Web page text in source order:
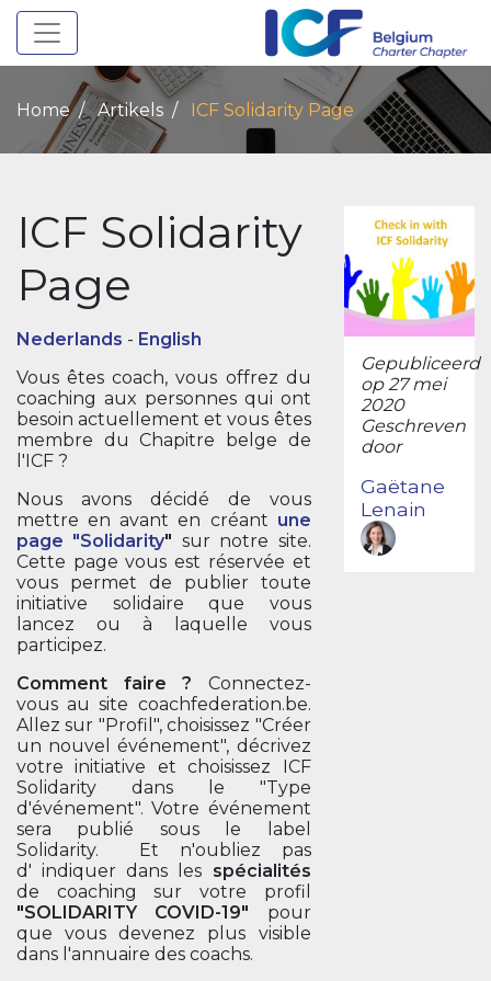
Toggle navigation
Home Artikels ICF Solidarity Page
ICF Solidarity
Page
Nederlands - English
Vous êtes coach, vous offrez du
coaching aux personnes qui ont
besoin actuellement et vous êtes
membre du Chapitre belge de
l'ICF ?
Nous avons décidé de vous
mettre en avant en créant une
page "Solidarity" sur notre site.
Cette page vous est réservée et
vous permet de publier toute
initiative solidaire que vous
lancez ou à laquelle vous
participez.
Comment faire ? Connectez-
vous au site coachfederation.be.
Allez sur "Profil", choisissez "Créer
un nouvel événement", décrivez
votre initiative et choisissez ICF
Solidarity dans le "Type
d'événement". Votre événement
sera publié sous le label
Solidarity. Et n'oubliez pas
d' indiquer dans les spécialités
de coaching sur votre profil
"SOLIDARITY COVID-19" pour
que vous devenez plus visible
dans l'annuaire des coachs.
Gepubliceerd
op 27 mei
2020
Geschreven
door
Gaëtane
Lenain